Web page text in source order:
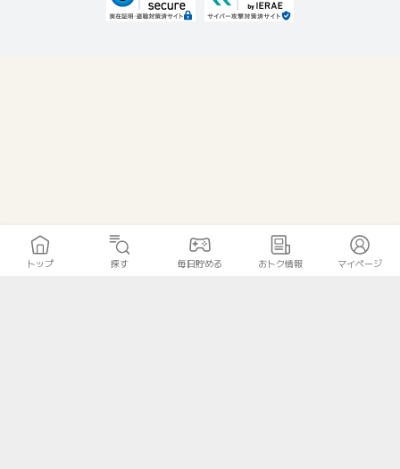
トップ 探す 毎日貯める おトク情報 マイページ